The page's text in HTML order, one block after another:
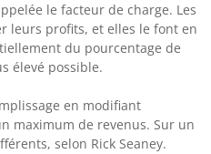
le facteur de charge. Les
leurs profits, et elles le font en
du pourcentage de
élevé possible.
en modifiant
maximum de revenus. Sur un
selon Rick Seaney.